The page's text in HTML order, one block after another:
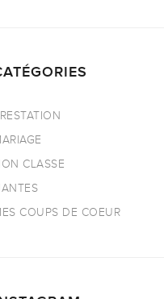
CLASSE
COUPS DE COEUR